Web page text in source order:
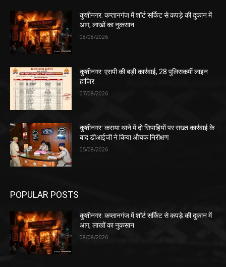
कुशीनगर: कप्तानगंज में शॉर्ट सर्किट से कपड़े की दुकान में
आग, लाखों का नुकसान
08/08/2026
कुशीनगर: एसपी की बड़ी कार्रवाई, 28 पुलिसकर्मी लाइन
हाजिर
07/08/2026
कुशीनगर: कसया थाने में दो सिपाहियों पर सख्त कार्रवाई के
बाद डीआईजी ने किया औचक निरीक्षण
05/08/2026
POPULAR POSTS
कुशीनगर: कप्तानगंज में शॉर्ट सर्किट से कपड़े की दुकान में
आग, लाखों का नुकसान
08/08/2026